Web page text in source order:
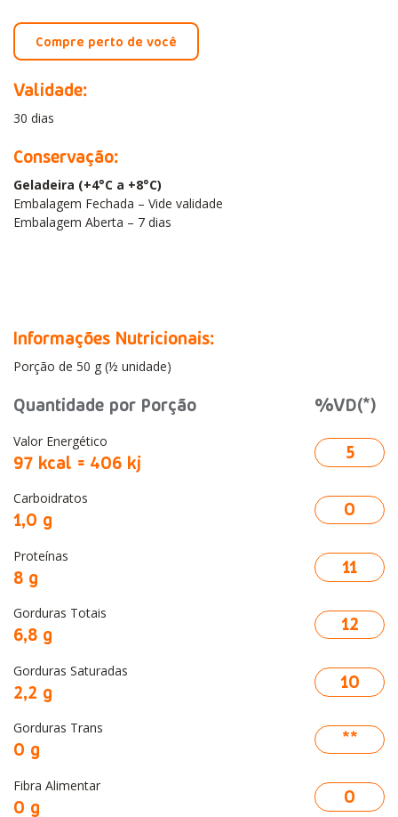
Compre perto de você
Validade:
30 dias
Conservação:
Geladeira (+4°C a +8°C)
Embalagem Fechada – Vide validade
Embalagem Aberta – 7 dias
Informações Nutricionais:
Porção de 50 g (½ unidade)
Quantidade por Porção %VD(*)
Valor Energético
97 kcal = 406 kj 5
Carboidratos
1,0 g 0
Proteínas
8 g 11
Gorduras Totais
6,8 g 12
Gorduras Saturadas
2,2 g 10
Gorduras Trans
0 g **
Fibra Alimentar
0 g 0